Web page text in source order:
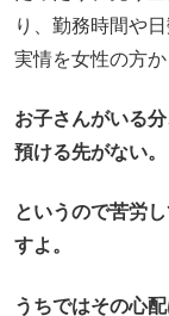
り、勤務時間や
実情を女性の方
お子さんがいる
預ける先がない。
というので苦労
すよ。
うちではその心